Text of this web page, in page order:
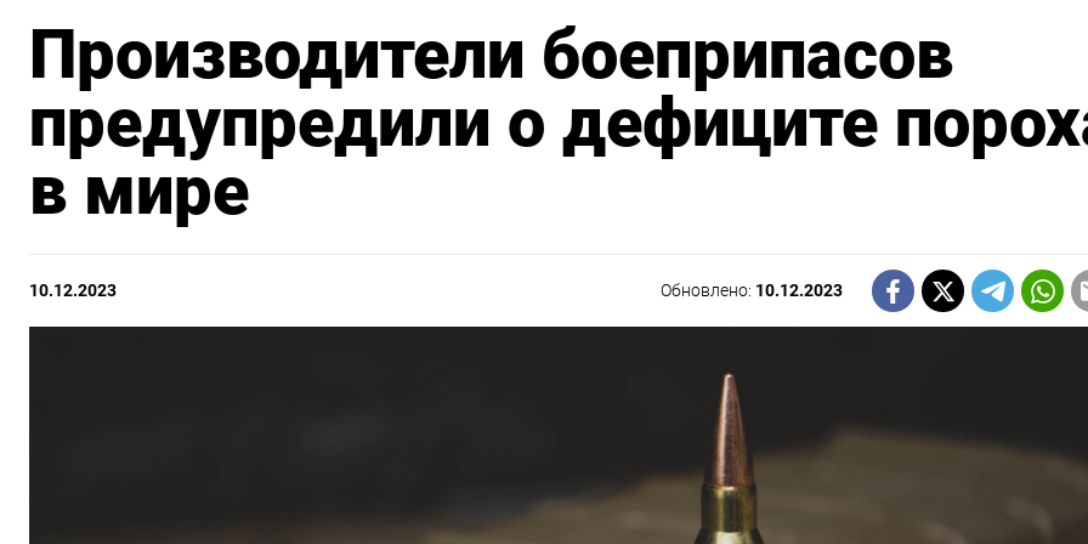
Производители боеприпасов
предупредили о дефиците
в мире
10.12.2023 Обновлено: 10.12.2023